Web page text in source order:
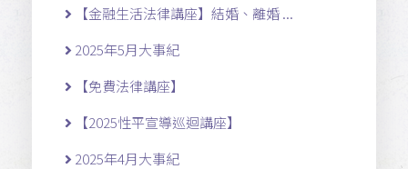
【金融生活法律講座】結婚、離婚 ...
2025年5月大事紀
【免費法律講座】
【2025性平宣導巡迴講座】
2025年4月大事紀